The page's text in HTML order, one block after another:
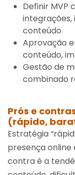
Definir MVP
integrações,
conteúdo
Aprovação
conteúdo,
Gestão de
combinado
Prós e
(rápido,
Estratégia
presença
contra é a